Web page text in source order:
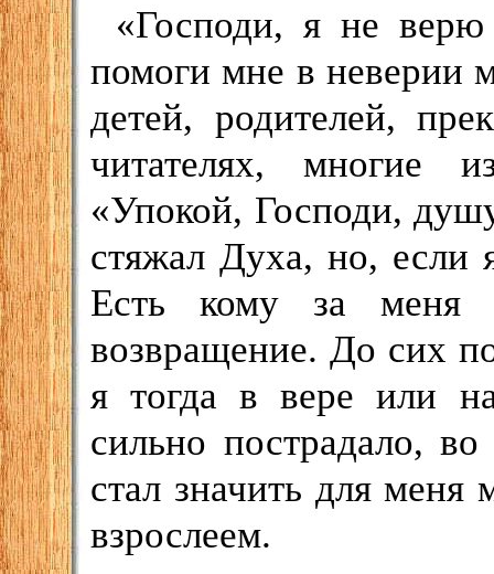
«Господи, я не
помоги мне в
детей, родителей,
читателях, многие
«Упокой, Господи,
стяжал Духа, но, если
Есть кому за меня
возвращение. До сих
я тогда в вере или
сильно пострадало,
стал значить для
взрослеем.